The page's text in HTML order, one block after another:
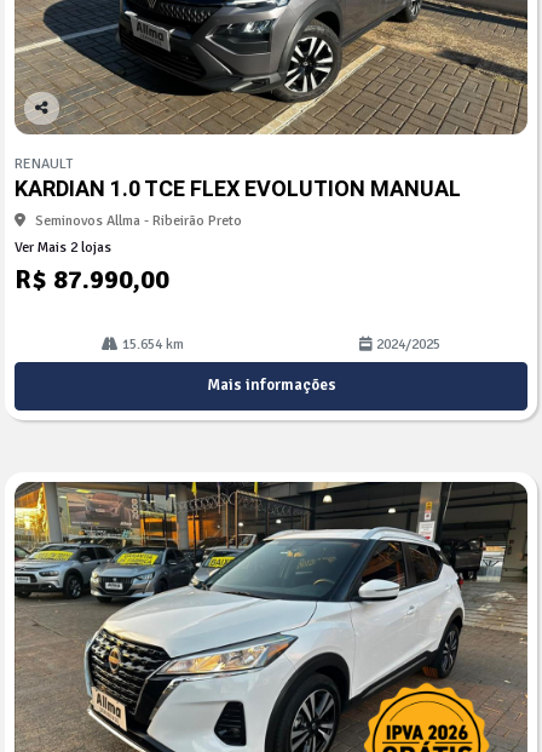
Co
arti
lhe
RENAULT
KARDIAN 1.0 TCE FLEX EVOLUTION MANUAL
Seminovos Allma - Ribeirão Preto
Ver Mais 2 lojas
R$ 87.990,00
15.654 km 2024/2025
Mais informações